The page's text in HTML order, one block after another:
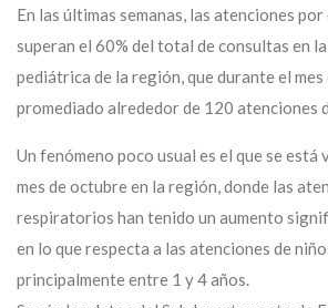
En las últimas semanas, las atenciones
superan el 60% del total de consultas en
pediátrica de la región, que durante el mes
promediado alrededor de 120 atenciones
Un fenómeno poco usual es el que se está
mes de octubre en la región, donde las
respiratorios han tenido un aumento
en lo que respecta a las atenciones de
principalmente entre 1 y 4 años.